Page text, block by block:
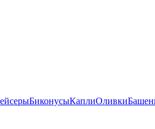
БиконусыКаплиОливки